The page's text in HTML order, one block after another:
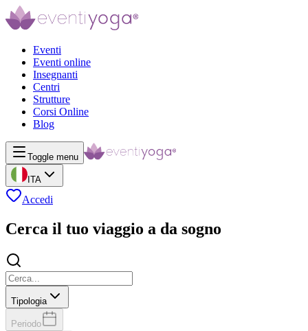
Eventi
Eventi online
Insegnanti
Centri
Strutture
Corsi Online
Blog
Toggle menu
ITA
Accedi
Cerca il tuo viaggio a da sogno
Tipologia
Periodo